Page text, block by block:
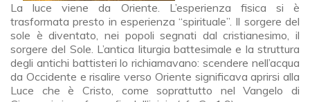
La luce viene da Oriente. L’esperienza fisica si è
trasformata presto in esperienza “spirituale”. Il sorgere del
sole è diventato, nei popoli segnati dal cristianesimo, il
sorgere del Sole. L’antica liturgia battesimale e la struttura
degli antichi battisteri lo richiamavano: scendere nell’acqua
da Occidente e risalire verso Oriente significava aprirsi alla
Luce che è Cristo, come soprattutto nel Vangelo di